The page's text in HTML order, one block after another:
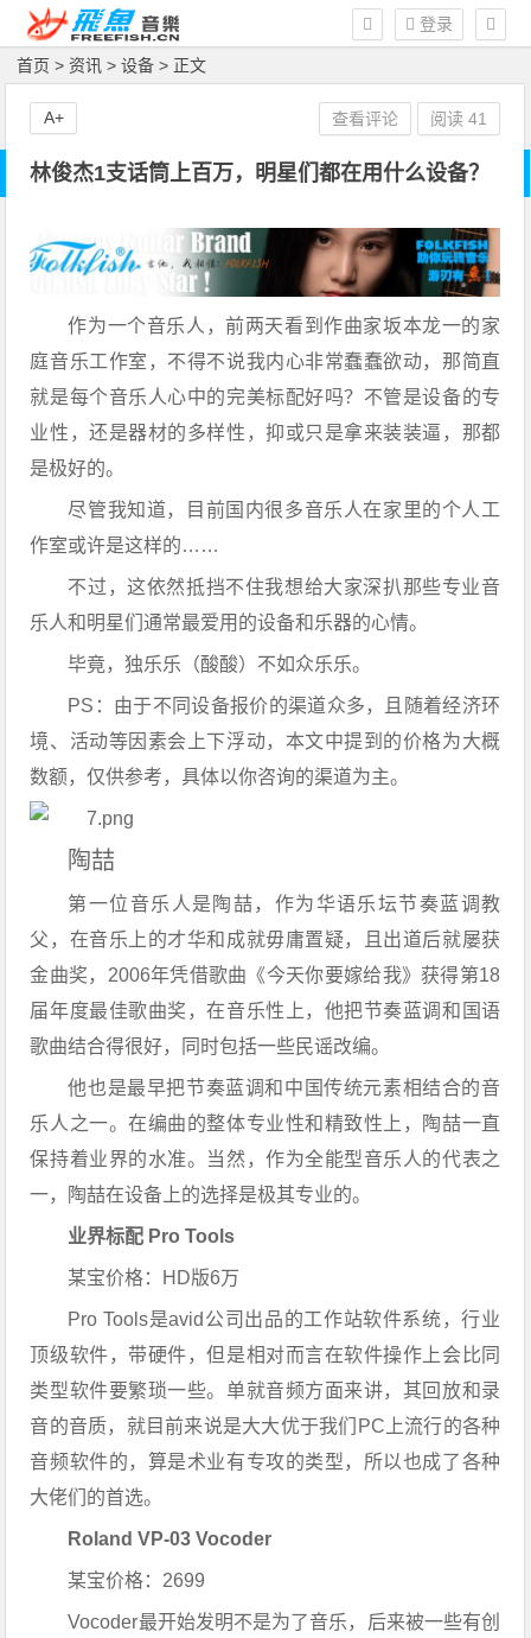
登录
首页 >资讯 >设备 > 正文
林俊杰1支话筒上百万，明星们都在用什么设备？
作为一个音乐人，前两天看到作曲家坂本龙一的家
庭音乐工作室，不得不说我内心非常蠢蠢欲动，那简直
就是每个音乐人心中的完美标配好吗？不管是设备的专
业性，还是器材的多样性，抑或只是拿来装装逼，那都
是极好的。
尽管我知道，目前国内很多音乐人在家里的个人工
作室或许是这样的……
不过，这依然抵挡不住我想给大家深扒那些专业音
乐人和明星们通常最爱用的设备和乐器的心情。
毕竟，独乐乐（酸酸）不如众乐乐。
PS：由于不同设备报价的渠道众多，且随着经济环
境、活动等因素会上下浮动，本文中提到的价格为大概
数额，仅供参考，具体以你咨询的渠道为主。
陶喆
第一位音乐人是陶喆，作为华语乐坛节奏蓝调教
父，在音乐上的才华和成就毋庸置疑，且出道后就屡获
金曲奖，2006年凭借歌曲《今天你要嫁给我》获得第18
届年度最佳歌曲奖，在音乐性上，他把节奏蓝调和国语
歌曲结合得很好，同时包括一些民谣改编。
他也是最早把节奏蓝调和中国传统元素相结合的音
乐人之一。在编曲的整体专业性和精致性上，陶喆一直
保持着业界的水准。 当然，作为全能型音乐人的代表之
一，陶喆在设备上的选择是极其专业的。
业界标配 Pro Tools
某宝价格： HD版6万
Pro Tools是avid公司出品的工作站软件系统，行业
顶级软件，带硬件，但是相对而言在软件操作上会比同
类型软件要繁琐一些。 单就音频方面来讲，其回放和录
音的音质，就目前来说是大大优于我们PC上流行的各种
音频软件的，算是术业有专攻的类型，所以也成了各种
大佬们的首选。
Roland VP-03 Vocoder
某宝价格： 2699
Vocoder最开始发明不是为了音乐，后来被一些有创
查看评论 阅读41
A+